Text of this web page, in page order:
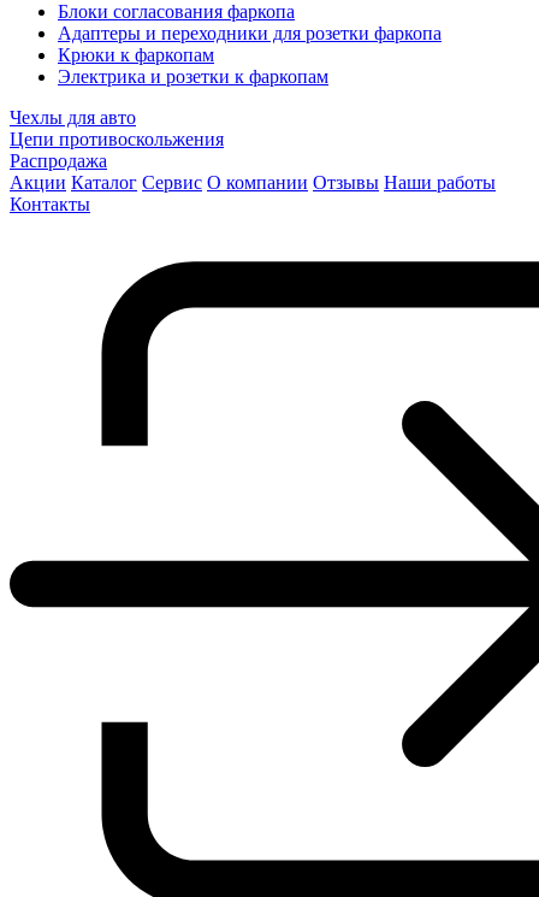
Блоки согласования фаркопа
Адаптеры и переходники для розетки фаркопа
Крюки к фаркопам
Электрика и розетки к фаркопам
Чехлы для авто
Цепи противоскольжения
Распродажа
Акции Каталог Сервис О компании Отзывы Наши работы
Контакты